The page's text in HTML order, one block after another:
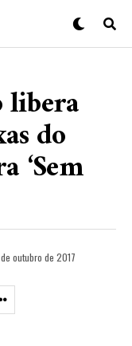
libera
do
‘Sem
outubro de 2017